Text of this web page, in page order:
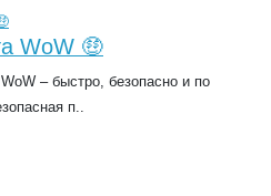
WoW 🤑
– быстро, безопасно и по
п..